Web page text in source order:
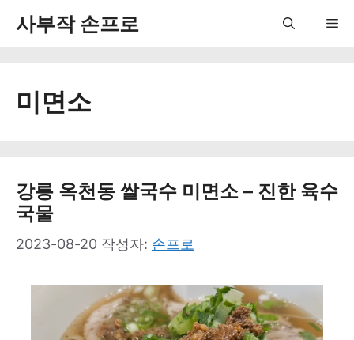
사부작 손프로
미면소
강릉 옥천동 쌀국수 미면소 – 진한 육수
국물
2023-08-20 작성자: 손프로